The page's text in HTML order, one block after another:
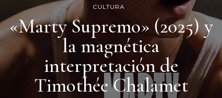
CULTURA
«Marty Supremo» (2025) y
la magnética
interpretación de
Timothée Chalamet